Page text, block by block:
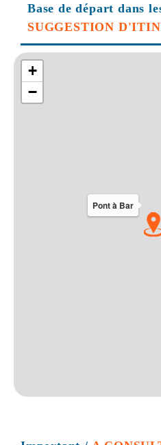
Base de départ dans
SUGGESTION